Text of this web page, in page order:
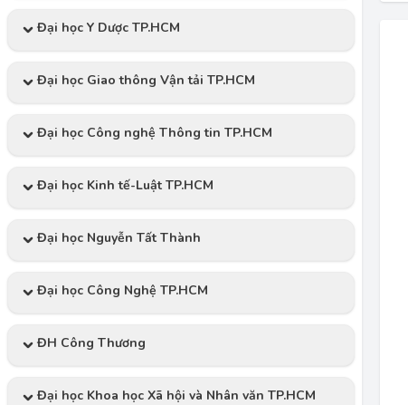
Đại học Y Dược TP.HCM
Đại học Giao thông Vận tải TP.HCM
Đại học Công nghệ Thông tin TP.HCM
Đại học Kinh tế-Luật TP.HCM
Đại học Nguyễn Tất Thành
Đại học Công Nghệ TP.HCM
ĐH Công Thương
Đại học Khoa học Xã hội và Nhân văn TP.HCM